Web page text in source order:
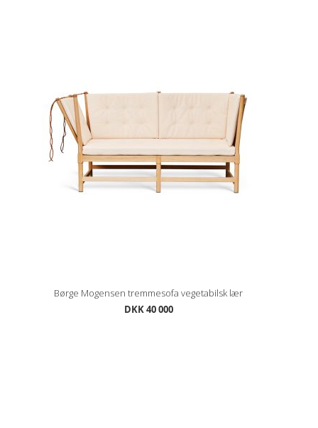
Børge Mogensen tremmesofa vegetabilsk lær
DKK 40 000